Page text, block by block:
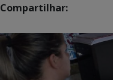
Compartilhar: